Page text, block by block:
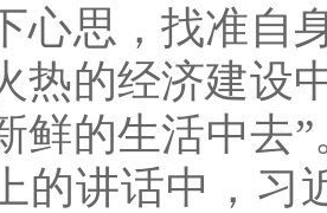
心思，找准自
热的经济建设
鲜的生活中去
的讲话中，习